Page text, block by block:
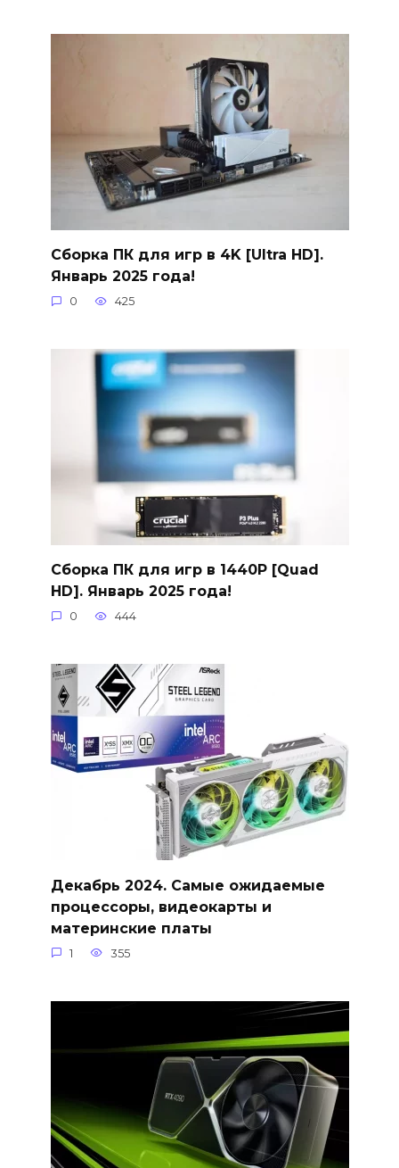
Сборка ПК для игр в 4K [Ultra HD].
Январь 2025 года!
0 425
Сборка ПК для игр в 1440P [Quad
HD]. Январь 2025 года!
0 444
Декабрь 2024. Самые ожидаемые
процессоры, видеокарты и
материнские платы
1 355